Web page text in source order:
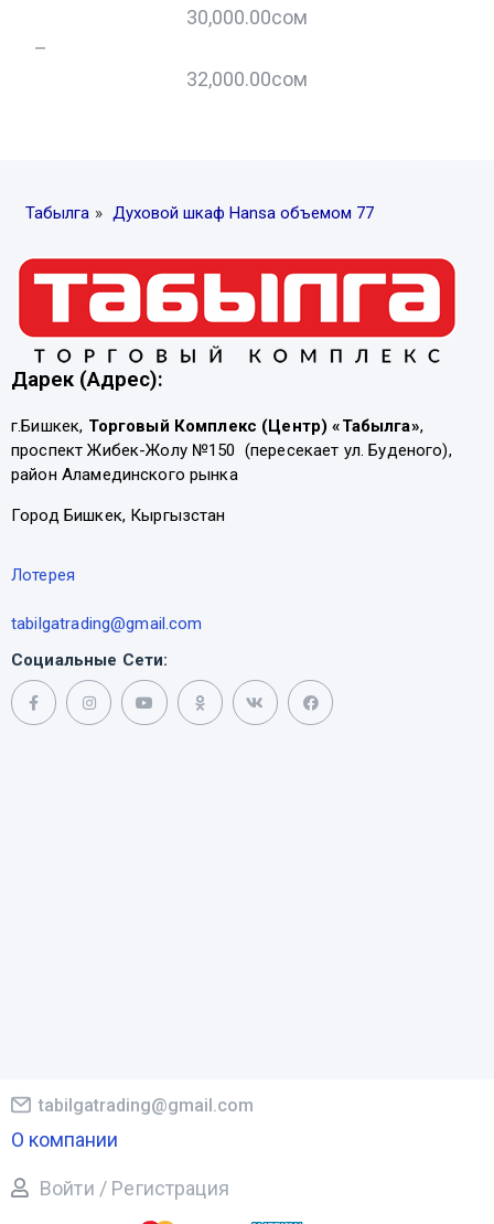
30,000.00сом
–
32,000.00сом
Табылга » Духовой шкаф Hansa объемом 77
Дарек (Адрес):
г.Бишкек, Торговый Комплекс (Центр) «Табылга»,
проспект Жибек-Жолу №150 (пересекает ул. Буденого),
район Аламединского рынка
Город Бишкек, Кыргызстан
Лотерея
tabilgatrading@gmail.com
Социальные Сети:
tabilgatrading@gmail.com
О компании
Войти / Регистрация